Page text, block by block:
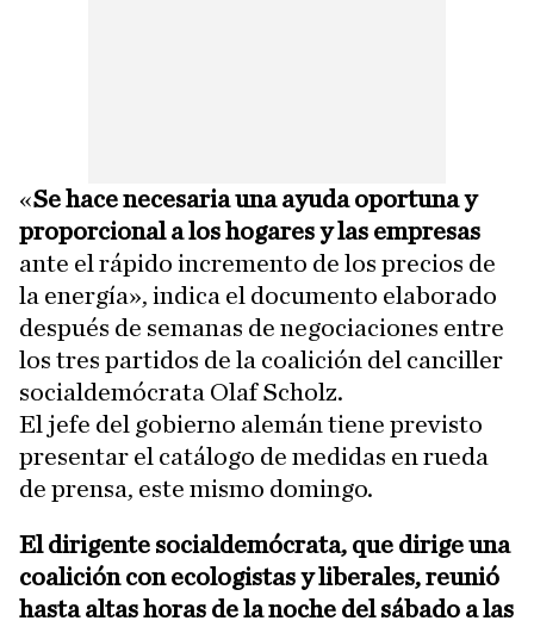
«Se hace necesaria una ayuda oportuna y
proporcional a los hogares y las empresas
ante el rápido incremento de los precios de
la energía», indica el documento elaborado
después de semanas de negociaciones entre
los tres partidos de la coalición del canciller
socialdemócrata Olaf Scholz.
El jefe del gobierno alemán tiene previsto
presentar el catálogo de medidas en rueda
de prensa, este mismo domingo.
El dirigente socialdemócrata, que dirige una
coalición con ecologistas y liberales, reunió
hasta altas horas de la noche del sábado a las